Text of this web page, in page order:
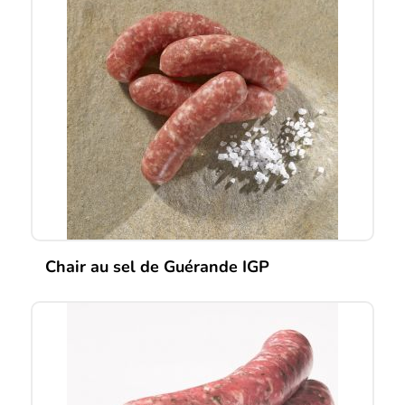
Chair au sel de Guérande IGP